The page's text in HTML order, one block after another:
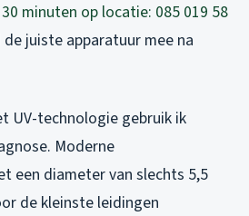
minuten op locatie: 085 019 58
juiste apparatuur mee na
UV-technologie gebruik ik
Moderne
een diameter van slechts 5,5
de kleinste leidingen